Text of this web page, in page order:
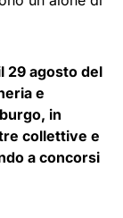
29 agosto del
e
in
collettive e
a concorsi